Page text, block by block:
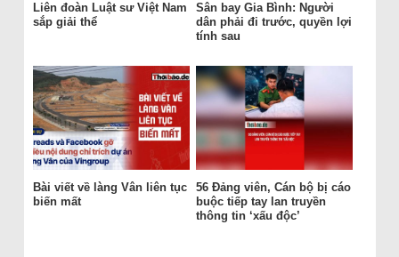
Liên đoàn Luật sư Việt Nam
sắp giải thể
Sân bay Gia Bình: Người
dân phải đi trước, quyền lợi
tính sau
Bài viết về làng Vân liên tục
biến mất
56 Đảng viên, Cán bộ bị cáo
buộc tiếp tay lan truyền
thông tin ‘xấu độc’